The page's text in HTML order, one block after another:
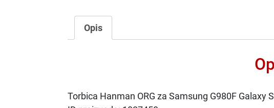
Opis
Torbica Hanman ORG za Samsung G980F Galaxy